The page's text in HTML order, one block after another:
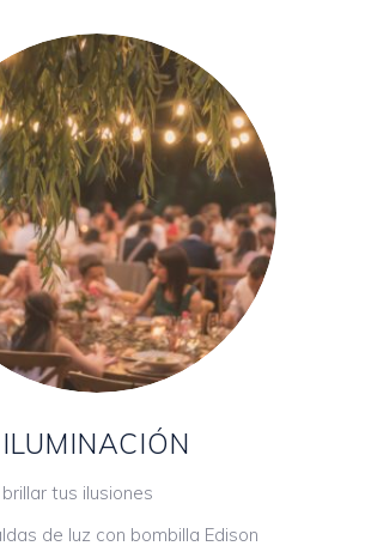
ILUMINACIÓN
tus ilusiones
de luz con bombilla Edison